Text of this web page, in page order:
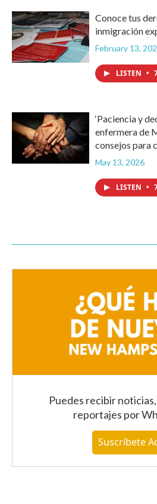
Conoce tus
inmigración
February 13,
LISTEN •
‘Paciencia y
enfermera de
consejos para
May 13, 2026
LISTEN •
Puedes recibir
reportajes por
Suscríbete